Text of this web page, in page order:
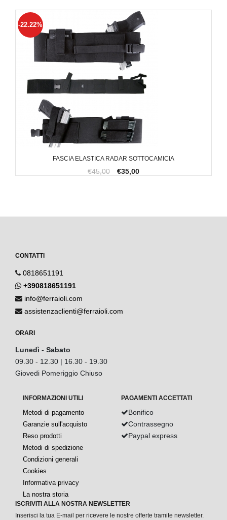
FASCIA ELASTICA RADAR SOTTOCAMICIA
-22.22%
€45,00 €35,00
CONTATTI
0818651191
+390818651191
info@ferraioli.com
assistenzaclienti@ferraioli.com
ORARI
Lunedì - Sabato
09.30 - 12.30 | 16.30 - 19.30
Giovedi Pomeriggio Chiuso
INFORMAZIONI UTILI
Metodi di pagamento
Garanzie sull'acquisto
Reso prodotti
Metodi di spedizione
Condizioni generali
Cookies
Informativa privacy
La nostra storia
PAGAMENTI ACCETTATI
Bonifico
Contrassegno
Paypal express
ISCRIVITI ALLA NOSTRA NEWSLETTER
Inserisci la tua E-mail per ricevere le nostre offerte tramite newsletter.